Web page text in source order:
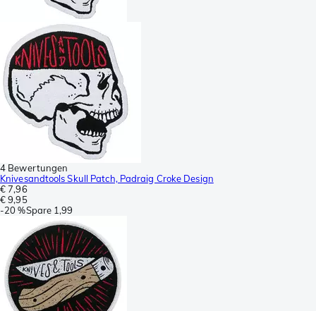
4 Bewertungen
Knivesandtools Skull Patch, Padraig Croke Design
€ 7,96
€ 9,95
-20 %Spare 1,99